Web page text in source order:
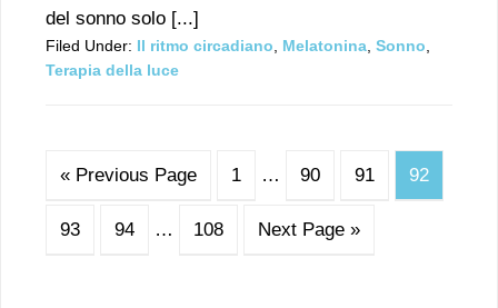
del sonno solo [...]
Filed Under: Il ritmo circadiano Melatonina Sonno
Terapia della luce
« Previous Page 1 … 90 91 92
93 94 … 108 Next Page »